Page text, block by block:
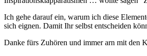
Ich gehe darauf ein, warum ich diese
sich eignen. Damit Ihr selbst entscheiden
Danke fürs Zuhören und immer arn mit den